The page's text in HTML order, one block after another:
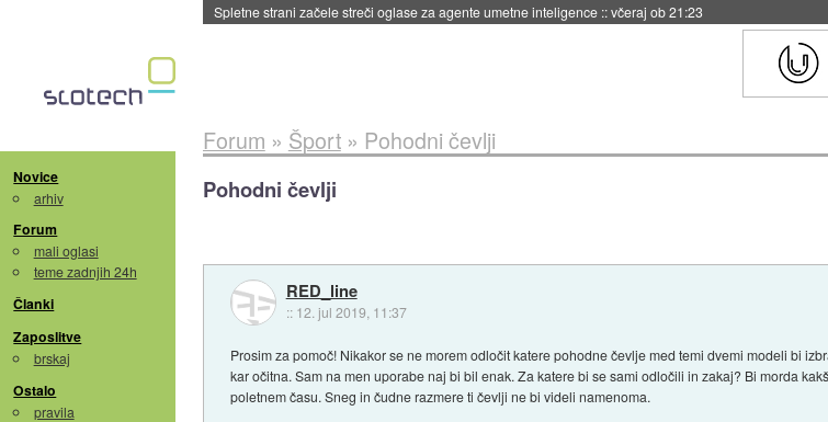
Spletne strani začele streči oglase za agente umetne inteligence ::včeraj ob 21:23
Novice
arhiv
Forum
mali oglasi
teme zadnjih 24h
Članki
Zaposlitve
brskaj
Ostalo
pravila
Forum » Šport» Pohodni čevlji
Pohodni čevlji
RED_line
:: 12. jul 2019, 11:37
Prosim za pomoč! Nikakor se ne morem odločit katere pohodne čevlje med temi dvemi modeli bi
kar očitna. Sam na men uporabe naj bi bil enak. Za katere bi se sami odločili in zakaj? Bi morda
poletnem času. Sneg in čudne razmere ti čevlji ne bi videli namenoma.